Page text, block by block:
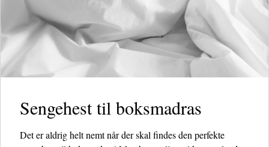
Sengehest til boksmadras
Det er aldrig helt nemt når der skal findes den perfekte